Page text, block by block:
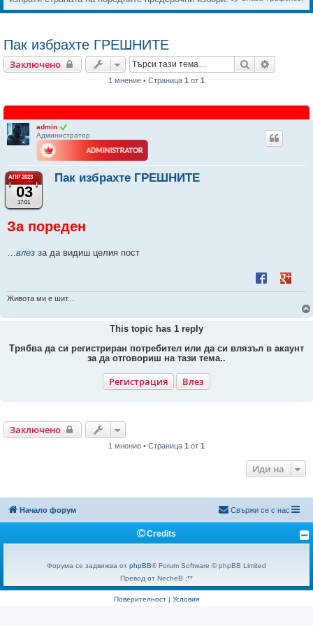
Пак избрахте ГРЕШНИТЕ
Заключено Търсене
1 мнение • Страница 1 от 1
admin
Администратор
АПР 2023
03
17:01
Пак избрахте ГРЕШНИТЕ
За пореден
…влез за да видиш целия пост
Живота ми е шит...
This topic has 1 reply
Трябва да си регистриран потребител или да си влязъл в акаунт
за да отговориш на тази тема..
Регистрация Влез
Заключено
1 мнение • Страница 1 от 1
Иди на
Начало форум Свържи се с нас
Credits
Форума се задвижва от phpBB® Forum Software © phpBB Limited
Превод от NecheB ;**
Поверителност | Условия